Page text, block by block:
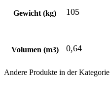
Gewicht (kg) 105
Volumen (m3) 0,64
Andere Produkte in der Kategorie